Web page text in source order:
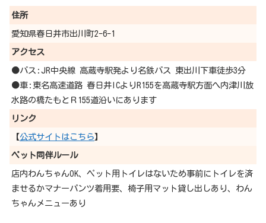
住所
愛知県春日井市出川町2-6-1
アクセス
●バス:JR中央線 高蔵寺駅発より名鉄バス 東出川下車徒歩3分
●車:東名高速道路 春日井ICよりR155を高蔵寺駅方面へ内津川放
水路の橋たもとＲ155道沿いにあります
リンク
【公式サイトはこちら】
ペット同伴ルール
店内わんちゃんOK、ペット用トイレはないため事前にトイレを済
ませるかマナーパンツ着用要、椅子用マット貸し出しあり、わん
ちゃんメニューあり